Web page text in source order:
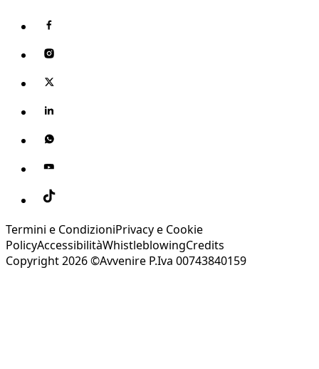
Termini e CondizioniPrivacy e Cookie
PolicyAccessibilitàWhistleblowingCredits
Copyright 2026 ©Avvenire P.Iva 00743840159